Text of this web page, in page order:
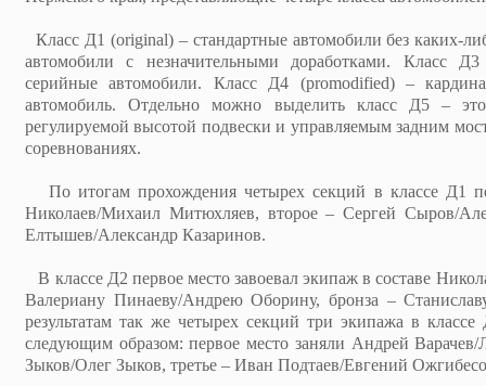
Класс Д1 (original) – стандартные автомобили без каких-
автомобили с незначительными доработками. Класс
серийные автомобили. Класс Д4 (promodified) –
автомобиль. Отдельно можно выделить класс Д5 –
регулируемой высотой подвески и управляемым задним
соревнованиях.
По итогам прохождения четырех секций в классе Д1
Николаев/Михаил Митюхляев, второе – Сергей Сыров/
Елтышев/Александр Казаринов.
В классе Д2 первое место завоевал экипаж в составе
Валериану Пинаеву/Андрею Оборину, бронза –
результатам так же четырех секций три экипажа в
следующим образом: первое место заняли Андрей
Зыков/Олег Зыков, третье – Иван Подтаев/Евгений